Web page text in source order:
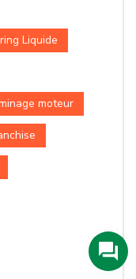
Liquide
moteur